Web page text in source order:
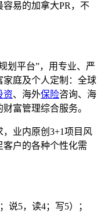
易的加拿大PR，不
划平台”，用专业、严
庭及个人定制：全球
资、海外保险咨询、海
富管理综合服务。
业内原创3+1项目风
户的各种个性化需
说5，读4；写5）；